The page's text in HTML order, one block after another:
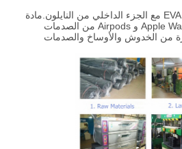
حقيبة حمل خارجية من مادة EVA مع الجزء الداخلي من النايلون.مادة
خارجية صلبة EVA تحمي Apple Watch و Airpods من الصدمات
من الخدوش والأوساخ والصدمات